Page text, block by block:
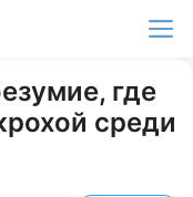
где
среди